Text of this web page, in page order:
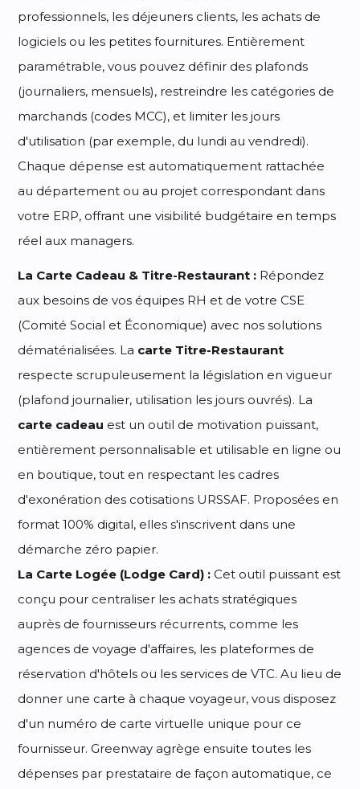
professionnels, les déjeuners clients, les achats de
logiciels ou les petites fournitures. Entièrement
paramétrable, vous pouvez définir des plafonds
(journaliers, mensuels), restreindre les catégories de
marchands (codes MCC), et limiter les jours
d'utilisation (par exemple, du lundi au vendredi).
Chaque dépense est automatiquement rattachée
au département ou au projet correspondant dans
votre ERP, offrant une visibilité budgétaire en temps
réel aux managers.
La Carte Cadeau & Titre-Restaurant : Répondez
aux besoins de vos équipes RH et de votre CSE
(Comité Social et Économique) avec nos solutions
dématérialisées. La carte Titre-Restaurant
respecte scrupuleusement la législation en vigueur
(plafond journalier, utilisation les jours ouvrés). La
carte cadeau est un outil de motivation puissant,
entièrement personnalisable et utilisable en ligne ou
en boutique, tout en respectant les cadres
d'exonération des cotisations URSSAF. Proposées en
format 100% digital, elles s'inscrivent dans une
démarche zéro papier.
La Carte Logée (Lodge Card) : Cet outil puissant est
conçu pour centraliser les achats stratégiques
auprès de fournisseurs récurrents, comme les
agences de voyage d'affaires, les plateformes de
réservation d'hôtels ou les services de VTC. Au lieu de
donner une carte à chaque voyageur, vous disposez
d'un numéro de carte virtuelle unique pour ce
fournisseur. Greenway agrège ensuite toutes les
dépenses par prestataire de façon automatique, ce